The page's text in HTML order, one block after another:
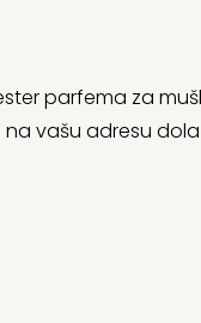
parfema za
vašu adresu